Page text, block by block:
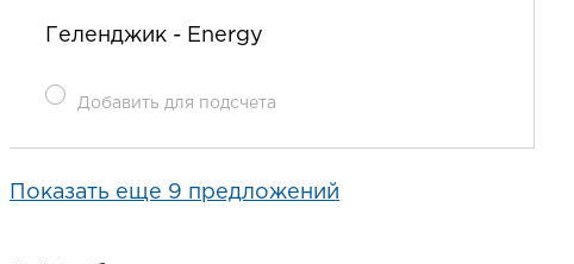
Геленджик - Energy
Добавить для подсчета
Показать еще 9 предложений